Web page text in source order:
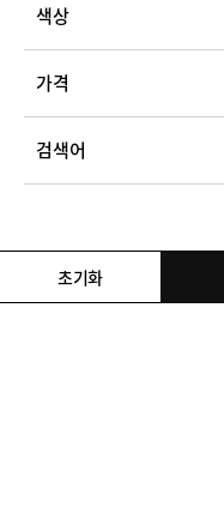
ASICS
C
FILA
색상
가격
검색어
함께 검색할 검색어를 추가해주세요.
초기화